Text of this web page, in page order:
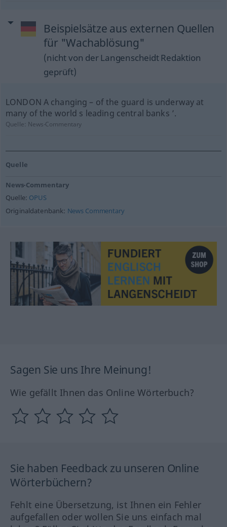
Beispielsätze aus externen Quellen
für "Wachablösung"
(nicht von der Langenscheidt Redaktion
geprüft)
LONDON A changing – of the guard is underway at
many of the world s leading central banks ’.
Quelle: News-Commentary
Quelle
News-Commentary
Quelle: OPUS
Originaldatenbank: News Commentary
Sagen Sie uns Ihre Meinung!
Wie gefällt Ihnen das Online Wörterbuch?
Sie haben Feedback zu unseren Online
Wörterbüchern?
Fehlt eine Übersetzung, ist Ihnen ein Fehler
aufgefallen oder wollen Sie uns einfach mal